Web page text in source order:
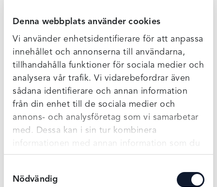
Denna webbplats använder cookies
Vi använder enhetsidentifierare för att anpassa
innehållet och annonserna till användarna,
tillhandahålla funktioner för sociala medier och
analysera vår trafik. Vi vidarebefordrar även
sådana identifierare och annan information
från din enhet till de sociala medier och
annons- och analysföretag som vi samarbetar
med. Dessa kan i sin tur kombinera
informationen med annan information som du
har tillhandahållit eller som de har samlat in
Nödvändig
Damella baddärkt Julia -
Brunmönstrad
Damella nattlinne - Rosa
med blommor
529 kr
759 kr